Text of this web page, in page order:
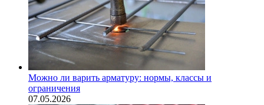
Можно ли варить арматуру: нормы, классы и
ограничения
07.05.2026